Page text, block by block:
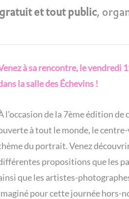
et tout public,
à sa rencontre, le vendredi
la salle des Échevins !
l’occasion de la 7ème édition
à tout le monde, le
du portrait. Venez
propositions que les
que les artistes-
pour cette journée hors-